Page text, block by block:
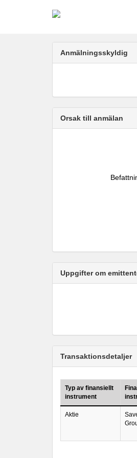
Anmälningsskyldig
Orsak till anmälan
Uppgifter om
Transaktionsdetaljer
Typ av finansiellt
instrument
Aktie